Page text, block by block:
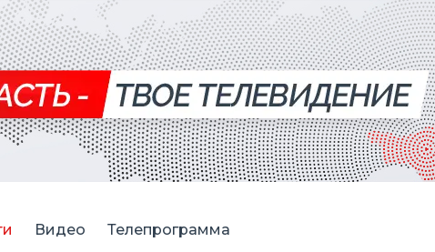
Видео Телепрограмма